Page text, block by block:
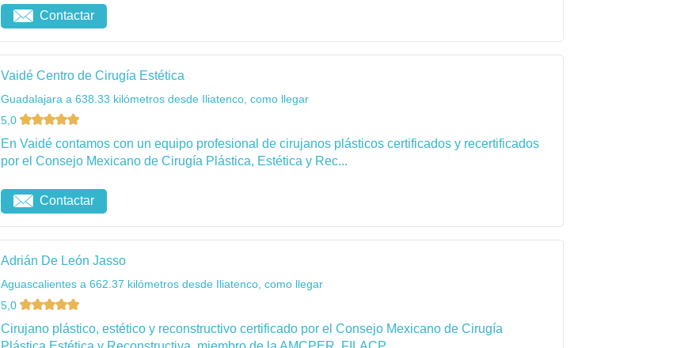
Contactar
Vaidé Centro de Cirugía Estética
Guadalajara a 638.33 kilómetros desde Iliatenco, como llegar
5,0
En Vaidé contamos con un equipo profesional de cirujanos plásticos certificados y recertificados
por el Consejo Mexicano de Cirugía Plástica, Estética y Rec...
Contactar
Adrián De León Jasso
Aguascalientes a 662.37 kilómetros desde Iliatenco, como llegar
5,0
Cirujano plástico, estético y reconstructivo certificado por el Consejo Mexicano de Cirugía